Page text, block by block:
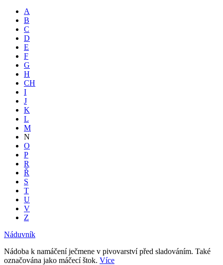
A
B
C
D
E
F
G
H
CH
I
J
K
L
M
N
O
P
R
Ř
S
T
U
V
Z
Náduvník
Nádoba k namáčení ječmene v pivovarství před sladováním. Také
označována jako máčecí štok. Více